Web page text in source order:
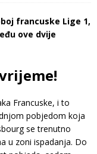
francuske Lige 1,
ove dvije
Francuske, i to
pobjedom koja
se trenutno
u zoni ispadanja. Do